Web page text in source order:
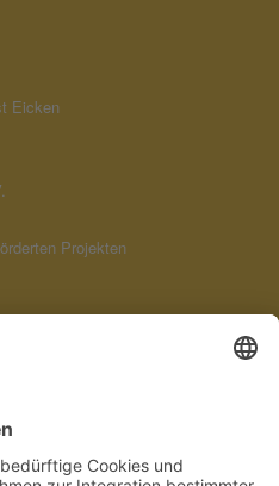
Eicken
Projekten
Untereicken bei ihrem Jahresthema